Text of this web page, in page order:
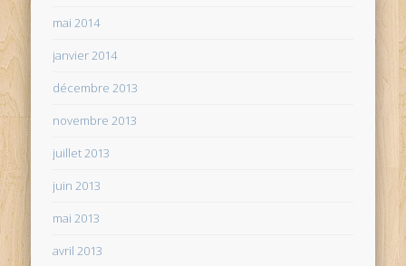
mai 2014
janvier 2014
décembre 2013
novembre 2013
juillet 2013
juin 2013
mai 2013
avril 2013